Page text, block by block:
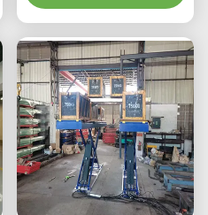
met een geavanceerde